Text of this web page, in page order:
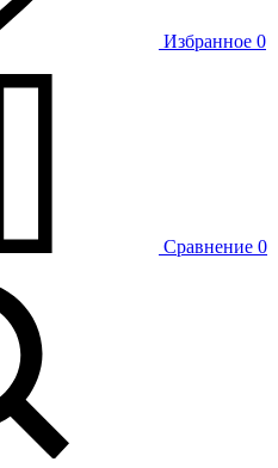
Избранное 0
Сравнение 0